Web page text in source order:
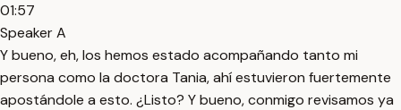
01:57
Speaker A
Y bueno, eh, los hemos estado acompañando tanto mi
persona como la doctora Tania, ahí estuvieron fuertemente
apostándole a esto. ¿Listo? Y bueno, conmigo revisamos ya